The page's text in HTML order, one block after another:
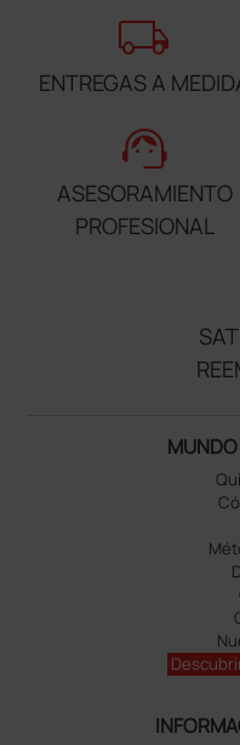
local_shipping
ENTREGAS A
support_agent
ASESORAMIENTO
PROFESIONAL